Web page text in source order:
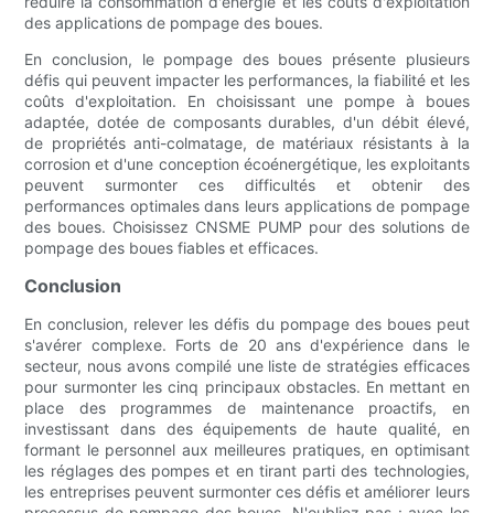
des applications de pompage des boues.
En conclusion, le pompage des boues présente plusieurs
défis qui peuvent impacter les performances, la fiabilité et les
coûts d'exploitation. En choisissant une pompe à boues
adaptée, dotée de composants durables, d'un débit élevé,
de propriétés anti-colmatage, de matériaux résistants à la
corrosion et d'une conception écoénergétique, les exploitants
peuvent surmonter ces difficultés et obtenir des
performances optimales dans leurs applications de pompage
des boues. Choisissez CNSME PUMP pour des solutions de
pompage des boues fiables et efficaces.
Conclusion
En conclusion, relever les défis du pompage des boues peut
s'avérer complexe. Forts de 20 ans d'expérience dans le
secteur, nous avons compilé une liste de stratégies efficaces
pour surmonter les cinq principaux obstacles. En mettant en
place des programmes de maintenance proactifs, en
investissant dans des équipements de haute qualité, en
formant le personnel aux meilleures pratiques, en optimisant
les réglages des pompes et en tirant parti des technologies,
les entreprises peuvent surmonter ces défis et améliorer leurs